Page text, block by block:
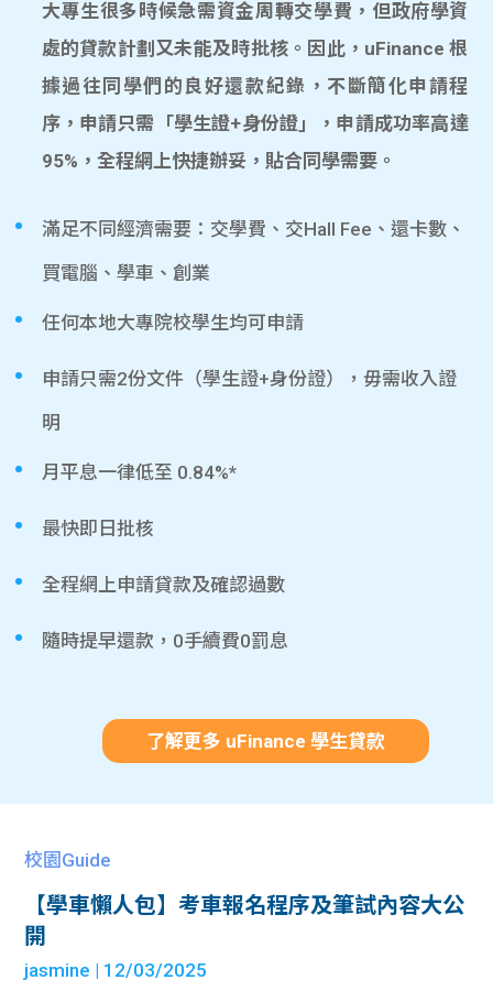
大專生很多時候急需資金周轉交學費，但政府學資
處的貸款計劃又未能及時批核。因此，uFinance 根
據過往同學們的良好還款紀錄，不斷簡化申請程
序，申請只需「學生證+身份證」，申請成功率高達
95%，全程網上快捷辦妥，貼合同學需要。
滿足不同經濟需要：交學費、交Hall Fee、還卡數、
買電腦、學車、創業
任何本地大專院校學生均可申請
申請只需2份文件（學生證+身份證），毋需收入證
明
月平息一律低至 0.84%*
最快即日批核
全程網上申請貸款及確認過數
隨時提早還款，0手續費0罰息
了解更多 uFinance 學生貸款
校園Guide
【學車懶人包】考車報名程序及筆試內容大公
開
jasmine | 12/03/2025